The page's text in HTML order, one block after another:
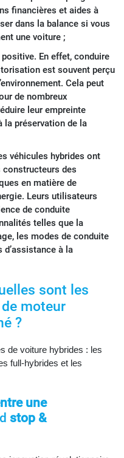
financières et aides à
dans la balance si vous
une voiture ;
En effet, conduire
est souvent perçu
Cela peut
de nombreux
leur empreinte
la préservation de la
véhicules hybrides ont
constructeurs des
en matière de
Leurs utilisateurs
de conduite
telles que la
les modes de conduite
à la
sont les
moteur
?
de voiture hybrides : les
full-hybrides et les
une
stop &